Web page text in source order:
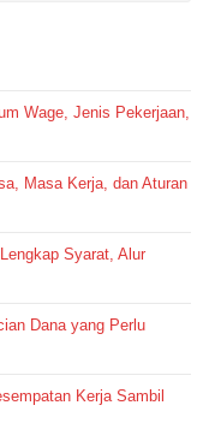
Wage, Jenis Pekerjaan,
Masa Kerja, dan Aturan
Syarat, Alur
Dana yang Perlu
Kerja Sambil